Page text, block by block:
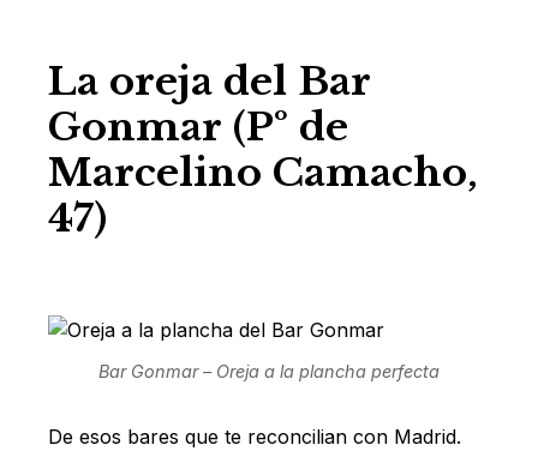
La oreja del Bar
Gonmar (Pº de
Marcelino Camacho,
47)
Bar Gonmar – Oreja a la plancha perfecta
De esos bares que te reconcilian con Madrid.